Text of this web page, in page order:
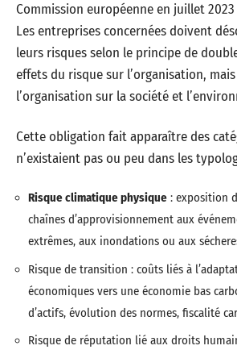
Commission européenne en juillet
Les entreprises concernées doivent
leurs risques selon le principe de
effets du risque sur l’organisation,
l’organisation sur la société et
Cette obligation fait apparaître des
n’existaient pas ou peu dans les
Risque climatique physique : exposition
chaînes d’approvisionnement aux
extrêmes, aux inondations ou aux
Risque de transition : coûts liés à
économiques vers une économie bas
d’actifs, évolution des normes, fiscalité
Risque de réputation lié aux droits